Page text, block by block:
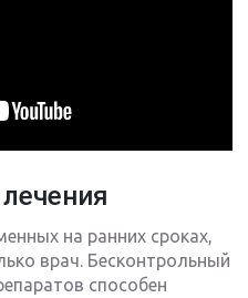
на ранних сроках,
врач. Бесконтрольный
способен